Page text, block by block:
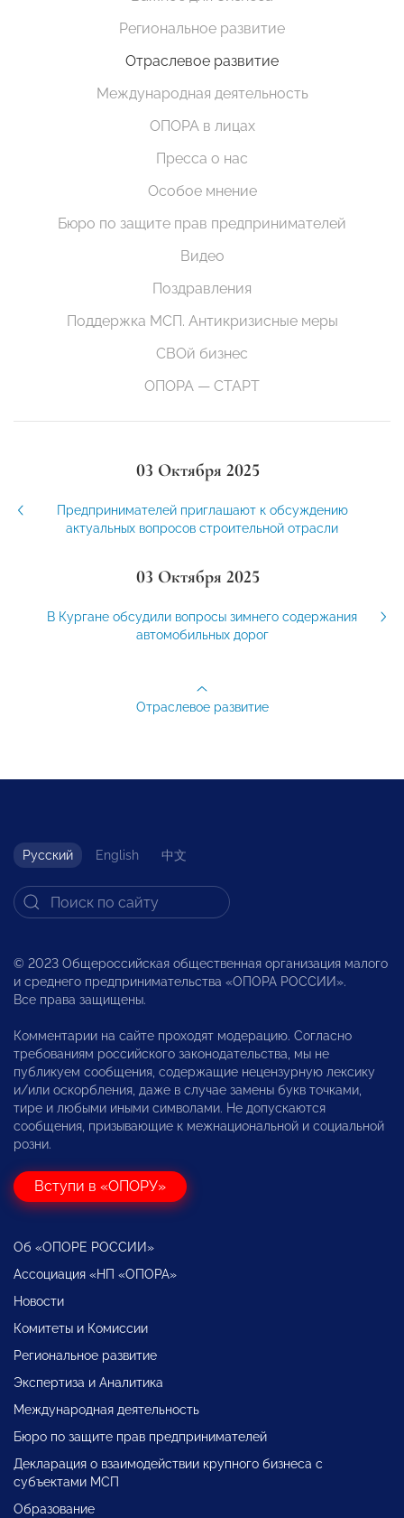
Региональное развитие
Отраслевое развитие
Международная деятельность
ОПОРА в лицах
Пресса о нас
Особое мнение
Бюро по защите прав предпринимателей
Видео
Поздравления
Поддержка МСП. Антикризисные меры
СВОй бизнес
ОПОРА — СТАРТ
03 Октября 2025
Предпринимателей приглашают к обсуждению
актуальных вопросов строительной отрасли
03 Октября 2025
В Кургане обсудили вопросы зимнего содержания
автомобильных дорог
Отраслевое развитие
Русский English 中文
© 2023 Общероссийская общественная организация малого
и среднего предпринимательства «ОПОРА РОССИИ».
Все права защищены.
Комментарии на сайте проходят модерацию. Согласно
требованиям российского законодательства, мы не
публикуем сообщения, содержащие нецензурную лексику
и/или оскорбления, даже в случае замены букв точками,
тире и любыми иными символами. Не допускаются
сообщения, призывающие к межнациональной и социальной
розни.
Вступи в «ОПОРУ»
Об «ОПОРЕ РОССИИ»
Ассоциация «НП «ОПОРА»
Новости
Комитеты и Комиссии
Региональное развитие
Экспертиза и Аналитика
Международная деятельность
Бюро по защите прав предпринимателей
Декларация о взаимодействии крупного бизнеса с
субъектами МСП
Образование